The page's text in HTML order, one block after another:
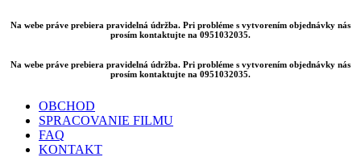
Na webe práve prebiera pravidelná údržba. Pri probléme s vytvorením objednávky nás
prosím kontaktujte na 0951032035.
Na webe práve prebiera pravidelná údržba. Pri probléme s vytvorením objednávky nás
prosím kontaktujte na 0951032035.
OBCHOD
SPRACOVANIE FILMU
FAQ
KONTAKT